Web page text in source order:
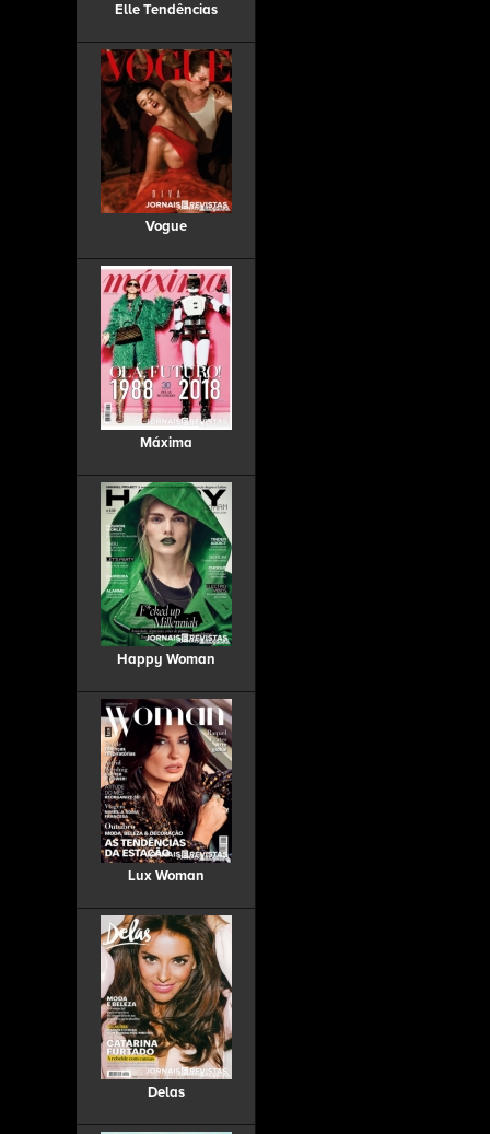
Elle Tendências
Vogue
Máxima
Happy Woman
Lux Woman
Delas